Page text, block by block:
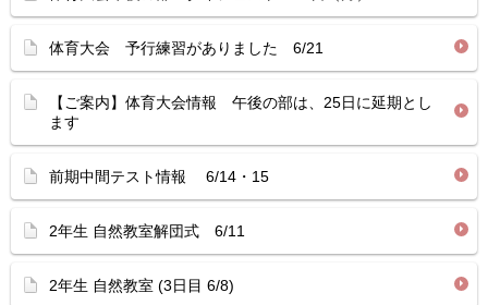
体育大会 予行練習がありました 6/21
【ご案内】体育大会情報 午後の部は、25日に延期とし
ます
前期中間テスト情報 6/14・15
2年生 自然教室解団式 6/11
2年生 自然教室 (3日目 6/8)